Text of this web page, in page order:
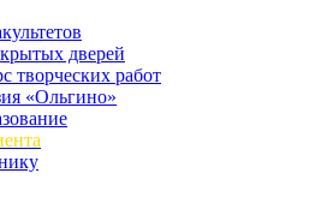
дверей
творческих работ
«Ольгино»